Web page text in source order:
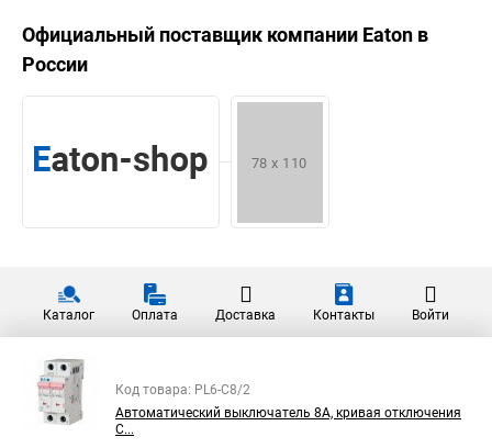
Официальный поставщик компании Eaton в
России
Каталог Оплата Доставка Контакты Войти
Код товара: PL6-C8/2
Автоматический выключатель 8А, кривая отключения
C...